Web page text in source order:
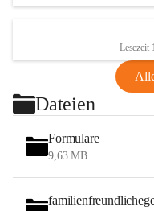
Lesezeit
Dateien
Formulare
9,63 MB